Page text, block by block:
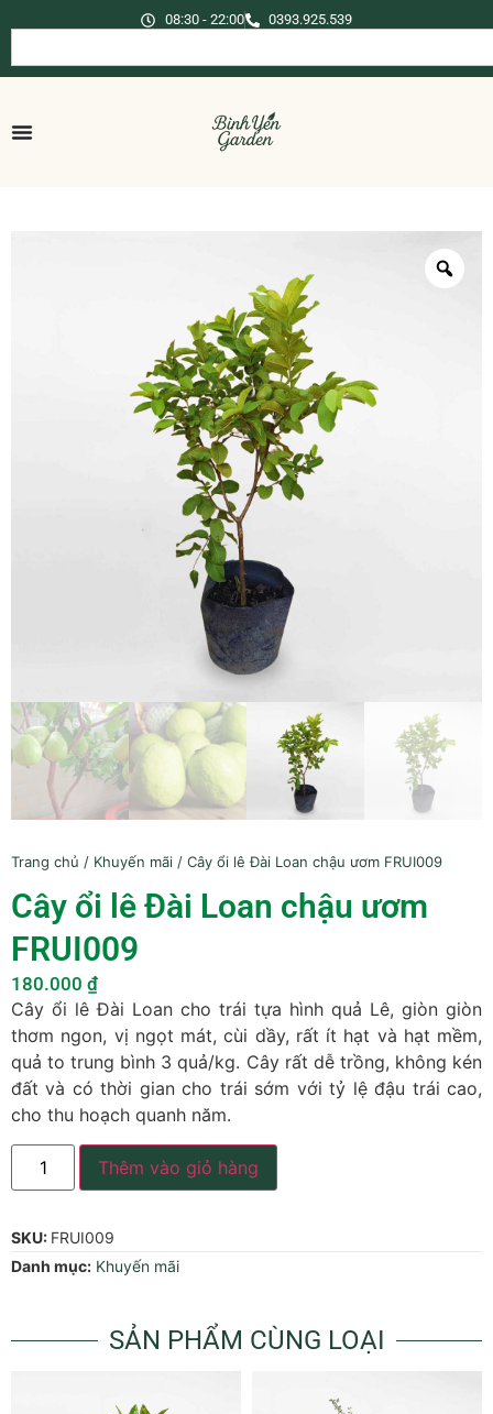
08:30 - 22:00 0393.925.539
Trang chủ / Khuyến mãi / Cây ổi lê Đài Loan chậu ươm FRUI009
Cây ổi lê Đài Loan chậu ươm
FRUI009
180.000 ₫
Cây ổi lê Đài Loan cho trái tựa hình quả Lê, giòn giòn
thơm ngon, vị ngọt mát, cùi dầy, rất ít hạt và hạt mềm,
quả to trung bình 3 quả/kg. Cây rất dễ trồng, không kén
đất và có thời gian cho trái sớm với tỷ lệ đậu trái cao,
cho thu hoạch quanh năm.
Thêm vào giỏ hàng
SKU: FRUI009
Danh mục: Khuyến mãi
SẢN PHẨM CÙNG LOẠI